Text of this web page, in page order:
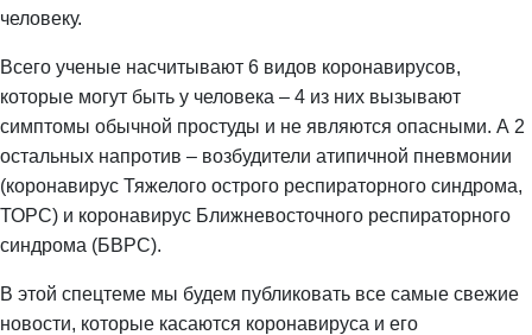
человеку.
Всего ученые насчитывают 6 видов коронавирусов,
которые могут быть у человека – 4 из них вызывают
симптомы обычной простуды и не являются опасными. А 2
остальных напротив – возбудители атипичной пневмонии
(коронавирус Тяжелого острого респираторного синдрома,
ТОРС) и коронавирус Ближневосточного респираторного
синдрома (БВРС).
В этой спецтеме мы будем публиковать все самые свежие
новости, которые касаются коронавируса и его